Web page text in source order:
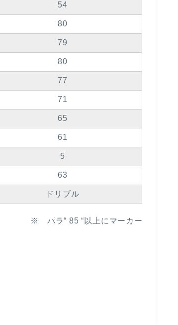
54
80
79
80
77
71
65
61
5
63
ドリブル
※ パラ“ 85 “以上にマーカー